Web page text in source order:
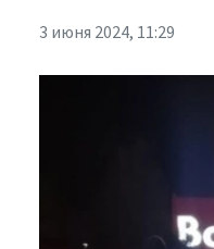
3 июня 2024, 11:29